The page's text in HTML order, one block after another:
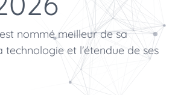
nommé meilleur de sa
technologie et l'étendue de ses